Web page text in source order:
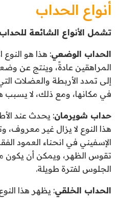
أنواع الحداب
تشمل الأنواع الشائعة
الحداب الوضعي: هذا هو
المراهقين عادةً، وينتج عن
إلى تمدد الأربطة والعضلات
في مكانها، ومع ذلك، لا يسبب
حداب شويرمان: يحدث عند
هذا النوع لا يزال غير
الإسفيني في انحناء العمود
تقوس الظهر، ويمكن أن يكون
الجلوس لفترة طويلة.
الحداب الخلقي: يظهر هذا